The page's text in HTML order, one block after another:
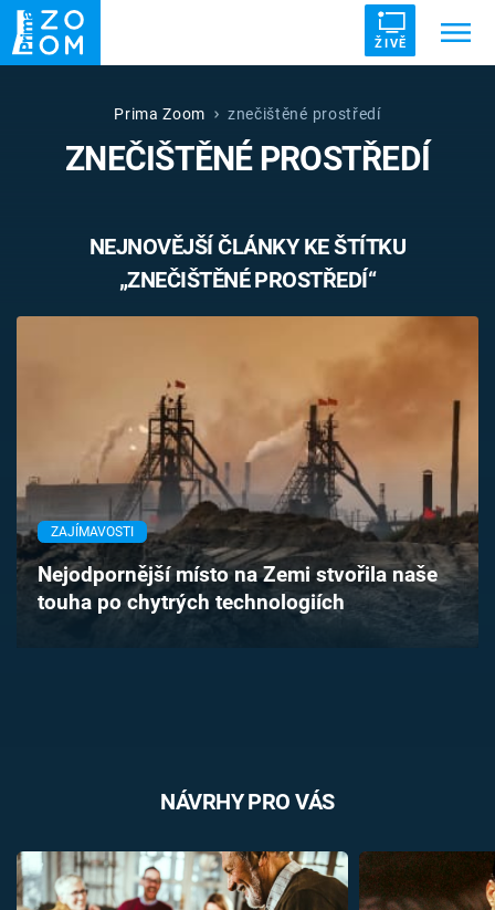
ŽIVĚ
ZRÁDCI DRUHÁ SVĚTOVÁ VÁLKA
ZÁHADY VETŘELCI DÁVNOVĚKU
Témata
TV Program
Časopis
Sledujte prima+
Prima Zoom znečištěné prostředí
ZNEČIŠTĚNÉ PROSTŘEDÍ
NEJNOVĚJŠÍ ČLÁNKY KE ŠTÍTKU
„ZNEČIŠTĚNÉ PROSTŘEDÍ“
ZAJÍMAVOSTI
Nejodpornější místo na Zemi stvořila naše
touha po chytrých technologiích
NÁVRHY PRO VÁS